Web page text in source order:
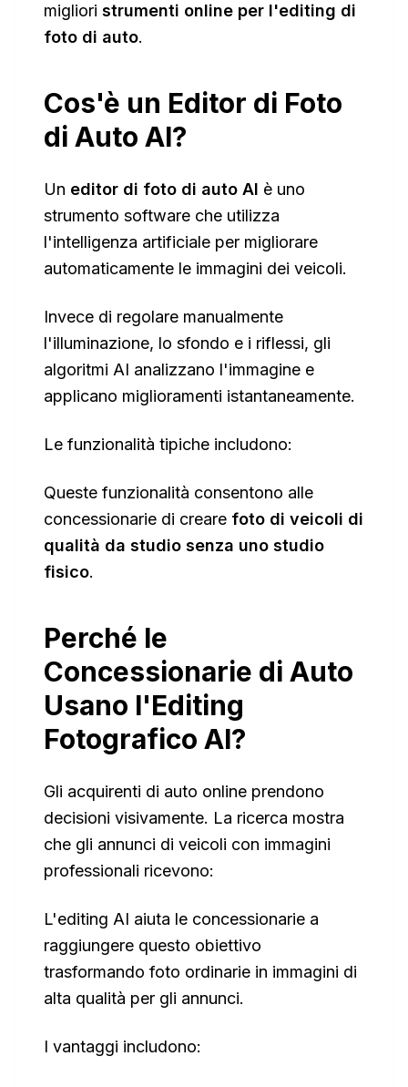
migliori strumenti online per l'editing di
foto di auto.
Cos'è un Editor di Foto
di Auto AI?
Un editor di foto di auto AI è uno
strumento software che utilizza
l'intelligenza artificiale per migliorare
automaticamente le immagini dei veicoli.
Invece di regolare manualmente
l'illuminazione, lo sfondo e i riflessi, gli
algoritmi AI analizzano l'immagine e
applicano miglioramenti istantaneamente.
Le funzionalità tipiche includono:
Queste funzionalità consentono alle
concessionarie di creare foto di veicoli di
qualità da studio senza uno studio
fisico.
Perché le
Concessionarie di Auto
Usano l'Editing
Fotografico AI?
Gli acquirenti di auto online prendono
decisioni visivamente. La ricerca mostra
che gli annunci di veicoli con immagini
professionali ricevono:
L'editing AI aiuta le concessionarie a
raggiungere questo obiettivo
trasformando foto ordinarie in immagini di
alta qualità per gli annunci.
I vantaggi includono: